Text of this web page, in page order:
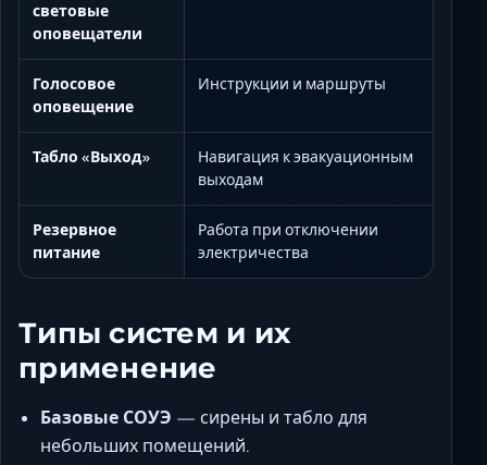
световые
оповещатели
Голосовое
оповещение
Инструкции и маршруты
Табло «Выход»
Навигация к эвакуационным
выходам
Резервное
питание
Работа при отключении
электричества
Типы систем и их
применение
Базовые СОУЭ — сирены и табло для
небольших помещений.